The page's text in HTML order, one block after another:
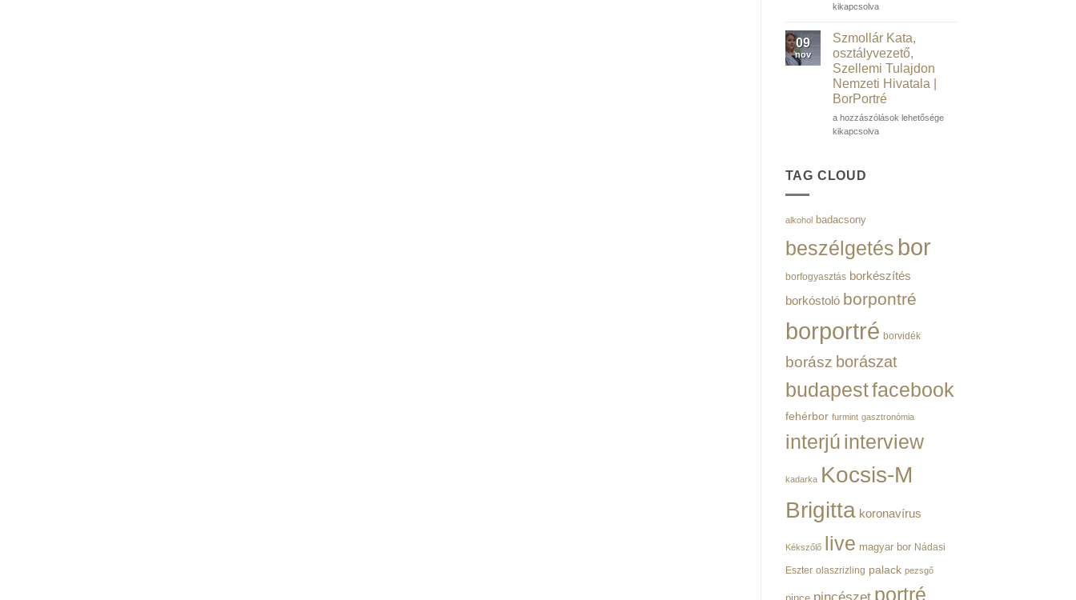
Péter,
Gábor
Dénes-
díj,
elnök,
NOVOFER
Zrt.
|
Borportré
kikapcsolva
09
nov
Szmollár Kata,
osztályvezető,
Szellemi Tulajdon
Nemzeti Hivatala |
BorPortré
Szmollár
Kata,
Tulajdon
BorPortré
bejegyzéshez
a hozzászólások lehetősége
kikapcsolva
TAG CLOUD
alkohol badacsony
beszélgetés bor
borfogyasztás borkészítés
borkóstoló borpontré
borportré borvidék
borász borászat
budapestfacebook
fehérbor furmint gasztronómia
interjú interview
kadarka Kocsis-M
Brigitta koronavírus
Kékszőlő live magyar bor Nádasi
Eszter olaszrizling palack pezsgő
portré